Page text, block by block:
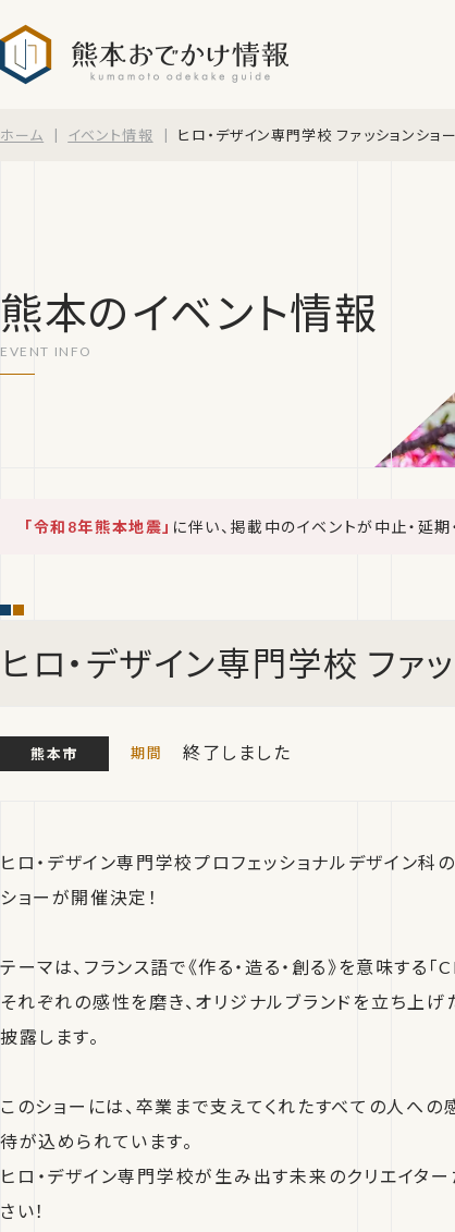
ホーム イベント情報 ヒロ・デザイン専門学校 ファッションショー
熊本のイベント情報
「令和8年熊本地震」 に伴い、掲載中のイベントが中止・延
ヒロ・デザイン専門学校 ファ
熊本市 終了しました
ヒロ・デザイン専門学校プロフェッショナルデザイン科
ショーが開催決定！
テーマは、フランス語で《作る・造る・創る》を意味する「
それぞれの感性を磨き、オリジナルブランドを立ち上
披露します。
このショーには、卒業まで支えてくれたすべての人への
待が込められています。
ヒロ・デザイン専門学校が生み出す未来のクリエイター
さい！